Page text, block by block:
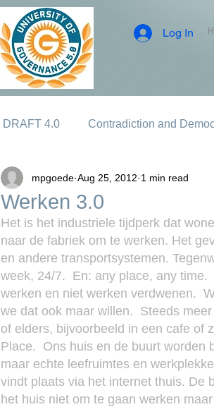
Log In
DRAFT 4.0 Contradiction and
Werken 3.0
mpgoede Aug 25, 2012 1 min read
Het is het industriele tijdperk dat
naar de fabriek om te werken. Het
en andere transportsystemen.
week, 24/7.  En: any place, any time.
werken en niet werken verdwenen.
we dat ook maar willen.  Steeds
of elders, bijvoorbeeld in een cafe of
Place.  Ons huis en de buurt
maar echte leefruimtes en
vindt plaats via het internet thuis. De
het huis niet om te gaan werken